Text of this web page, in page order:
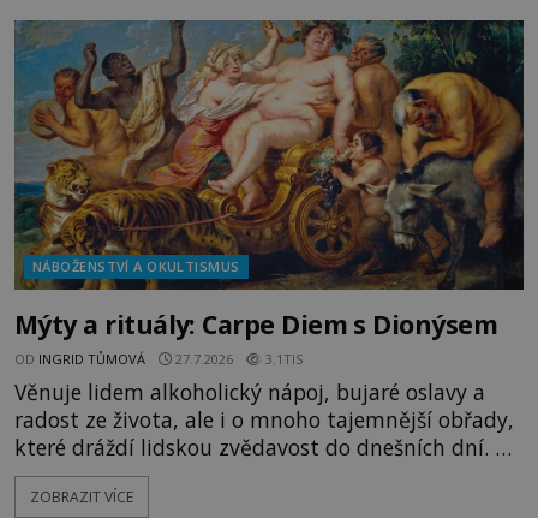
vyplouváme,“ sdělí jim. „Kam máme namířeno,
kapitáne?“ zeptá se ho jeden z templářů. „Do Sk
NÁBOŽENSTVÍ A OKULTISMUS
Mýty a rituály: Carpe Diem s Dionýsem
OD INGRID TŮMOVÁ 27.7.2026 3.1TIS
Věnuje lidem alkoholický nápoj, bujaré oslavy a
radost ze života, ale i o mnoho tajemnější obřady,
které dráždí lidskou zvědavost do dnešních dní. Co
doopravdy představuje bůh, jemuž Římané říkají
Bakchus? Mytologický příběh řeckého boha
ZOBRAZIT VÍCE